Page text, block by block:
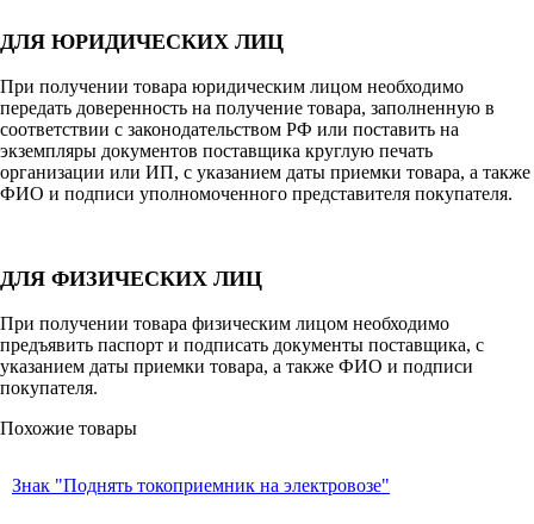
ДЛЯ ЮРИДИЧЕСКИХ ЛИЦ
При получении товара юридическим лицом необходимо
передать доверенность на получение товара, заполненную в
соответствии с законодательством РФ или поставить на
экземпляры документов поставщика круглую печать
организации или ИП, с указанием даты приемки товара, а также
ФИО и подписи уполномоченного представителя покупателя.
ДЛЯ ФИЗИЧЕСКИХ ЛИЦ
При получении товара физическим лицом необходимо
предъявить паспорт и подписать документы поставщика, с
указанием даты приемки товара, а также ФИО и подписи
покупателя.
Похожие товары
Знак "Поднять токоприемник на электровозе"